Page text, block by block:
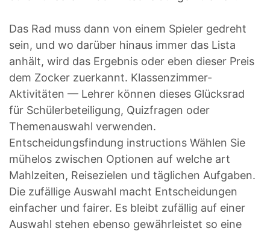
Das Rad muss dann von einem Spieler gedreht
sein, und wo darüber hinaus immer das Lista
anhält, wird das Ergebnis oder eben dieser Preis
dem Zocker zuerkannt. Klassenzimmer-
Aktivitäten — Lehrer können dieses Glücksrad
für Schülerbeteiligung, Quizfragen oder
Themenauswahl verwenden.
Entscheidungsfindung instructions Wählen Sie
mühelos zwischen Optionen auf welche art
Mahlzeiten, Reisezielen und täglichen Aufgaben.
Die zufällige Auswahl macht Entscheidungen
einfacher und fairer. Es bleibt zufällig auf einer
Auswahl stehen ebenso gewährleistet so eine